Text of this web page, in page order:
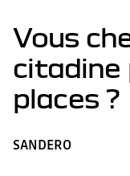
Vous
citadine
places ?
SANDERO